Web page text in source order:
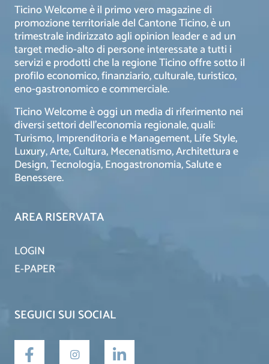
Ticino Welcome è il primo vero magazine di
promozione territoriale del Cantone Ticino, è un
trimestrale indirizzato agli opinion leader e ad un
target medio-alto di persone interessate a tutti i
servizi e prodotti che la regione Ticino offre sotto il
profilo economico, finanziario, culturale, turistico,
eno-gastronomico e commerciale.
Ticino Welcome è oggi un media di riferimento nei
diversi settori dell’economia regionale, quali:
Turismo, Imprenditoria e Management, Life Style,
Luxury, Arte, Cultura, Mecenatismo, Architettura e
Design, Tecnologia, Enogastronomia, Salute e
Benessere.
AREA RISERVATA
LOGIN
E-PAPER
SEGUICI SUI SOCIAL